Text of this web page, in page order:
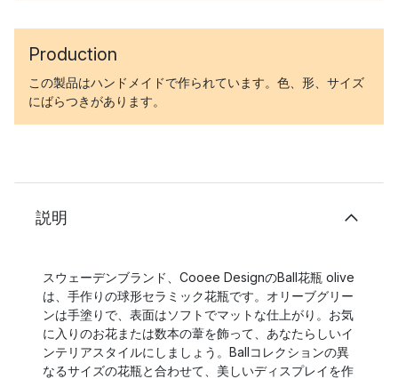
Production
この製品はハンドメイドで作られています。色、形、サイズ
にばらつきがあります。
説明
スウェーデンブランド、Cooee DesignのBall花瓶 olive
は、手作りの球形セラミック花瓶です。オリーブグリー
ンは手塗りで、表面はソフトでマットな仕上がり。お気
に入りのお花または数本の葦を飾って、あなたらしいイ
ンテリアスタイルにしましょう。Ballコレクションの異
なるサイズの花瓶と合わせて、美しいディスプレイを作